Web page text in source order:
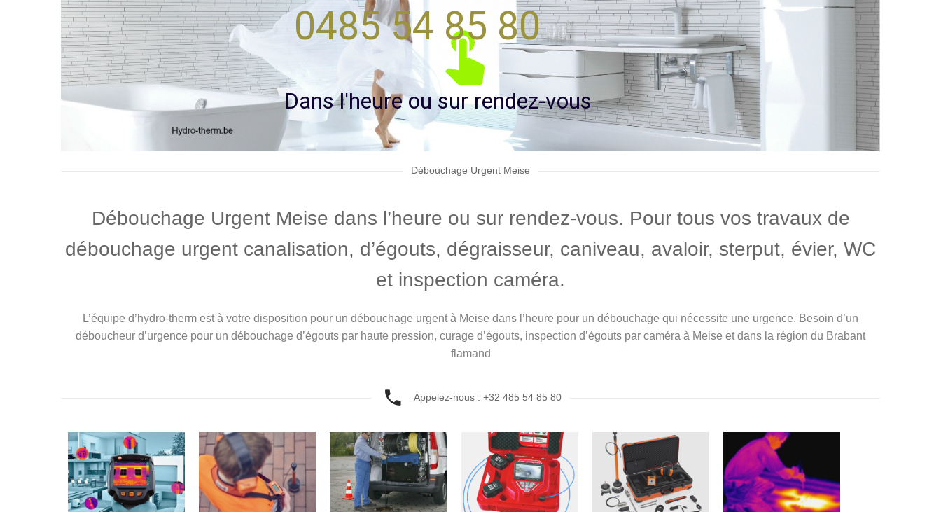
0485 54 85 80
Dans l'heure ou sur rendez-vous
Débouchage Urgent Meise
Débouchage Urgent Meise dans l’heure ou sur rendez-vous. Pour tous vos travaux de
débouchage urgent canalisation, d’égouts, dégraisseur, caniveau, avaloir, sterput, évier, WC
et inspection caméra.
L’équipe d’hydro-therm est à votre disposition pour un débouchage urgent à Meise dans l’heure pour un débouchage qui nécessite une urgence. Besoin d’un
déboucheur d’urgence pour un débouchage d’égouts par haute pression, curage d’égouts, inspection d’égouts par caméra à Meise et dans la région du Brabant
flamand
Appelez-nous : +32 485 54 85 80